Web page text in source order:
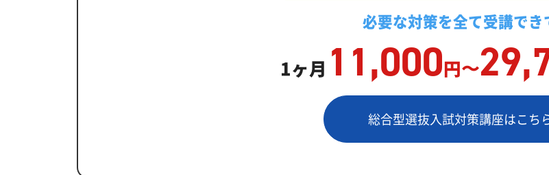
必要な対策を全て受講でき
1ヶ月 11,000円〜
総合型選抜入試対策講座はこち